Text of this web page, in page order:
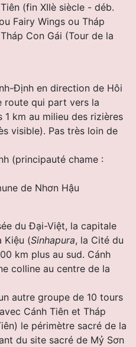
(fin XIIè siècle - déb.
Fairy Wings ou Tháp
Con Gái (Tour de la
Ðịnh en direction de Hôi
route qui part vers la
1 km au milieu des rizières
visible). Pas très loin de
(principauté chame :
de Nhơn Hậu
du Ðại-Việt, la capitale
Kiệu (Sinhapura, la Cité du
km plus au sud. Cánh
colline au centre de la
autre groupe de 10 tours
Cánh Tiên et Tháp
le périmètre sacré de la
du site sacré de Mỷ Sơn